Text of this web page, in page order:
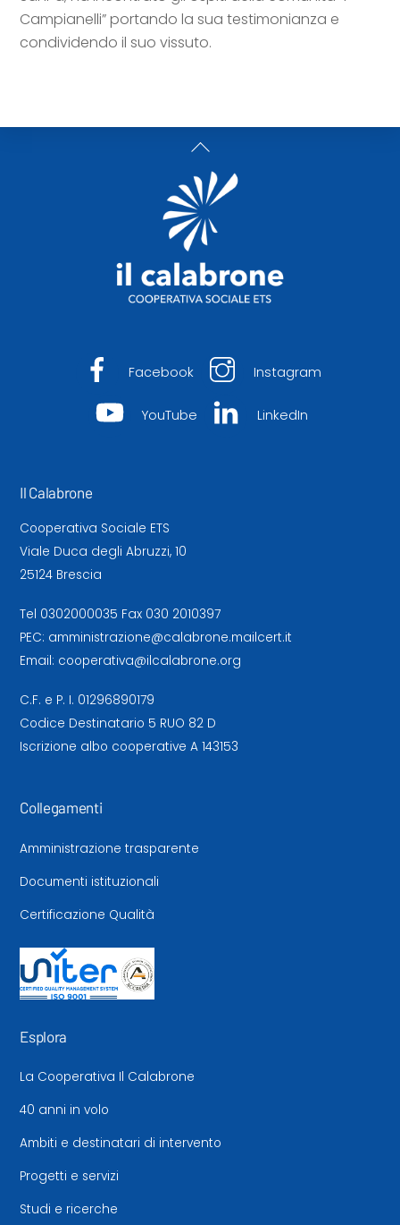
Campianelli” portando la sua testimonianza e
condividendo il suo vissuto.
Back
To
Top
Facebook Instagram
YouTube LinkedIn
Il Calabrone
Cooperativa Sociale ETS
Viale Duca degli Abruzzi, 10
25124 Brescia
Tel 0302000035 Fax 030 2010397
PEC: amministrazione@calabrone.mailcert.it
Email: cooperativa@ilcalabrone.org
C.F. e P. I. 01296890179
Codice Destinatario 5 RUO 82 D
Iscrizione albo cooperative A 143153
Collegamenti
Amministrazione trasparente
Documenti istituzionali
Certificazione Qualità
Esplora
La Cooperativa Il Calabrone
40 anni in volo
Ambiti e destinatari di intervento
Progetti e servizi
Studi e ricerche